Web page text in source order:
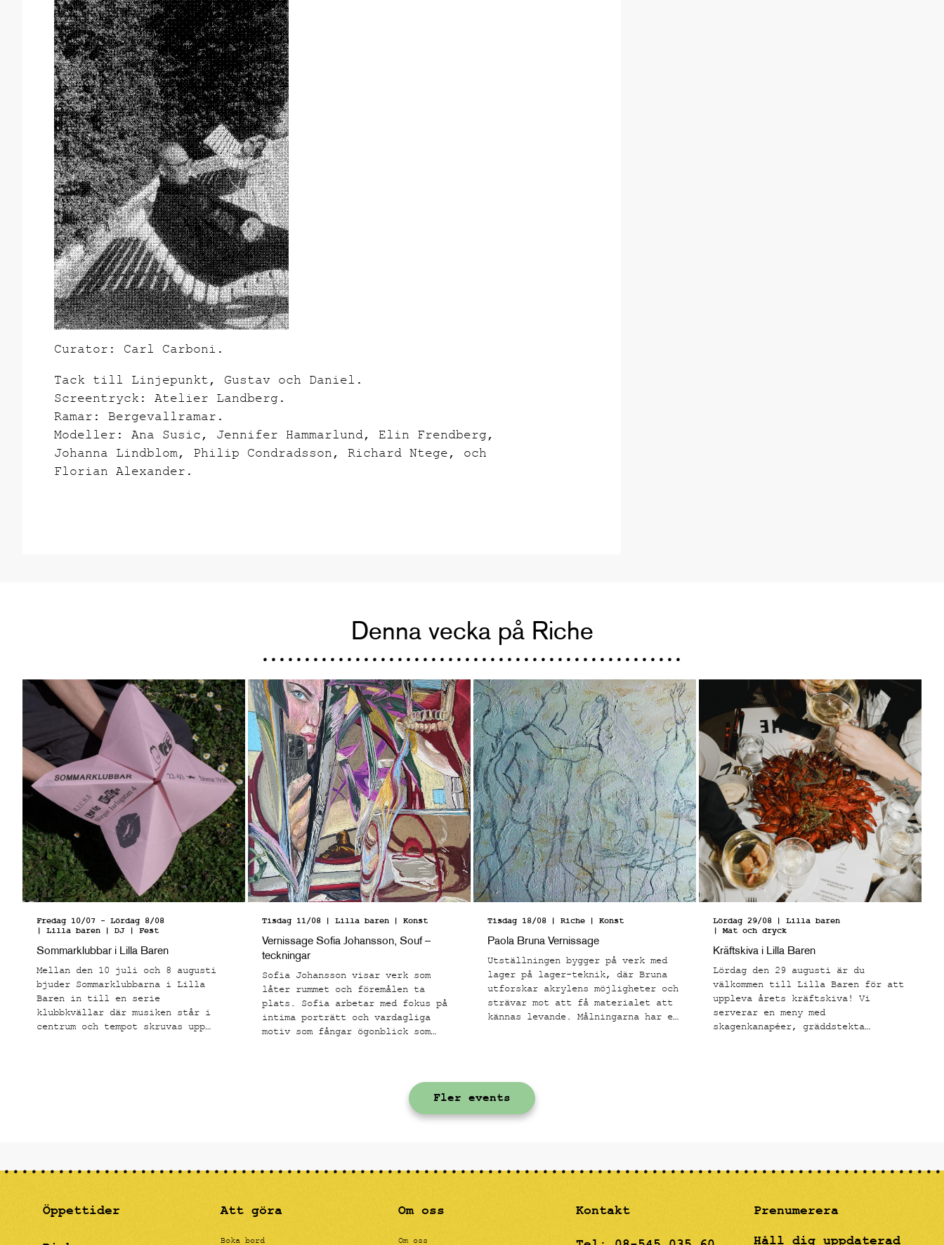
Curator: Carl Carboni.
Tack till Linjepunkt, Gustav och Daniel.
Screentryck: Atelier Landberg.
Ramar: Bergevallramar.
Modeller: Ana Susic, Jennifer Hammarlund, Elin Frendberg,
Johanna Lindblom, Philip Condradsson, Richard Ntege, och
Florian Alexander.
Denna vecka på Riche
Fredag 10/07 - Lördag 8/08
| Lilla baren | DJ | Fest
Sommarklubbar i Lilla Baren
Mellan den 10 juli och 8 augusti
bjuder Sommarklubbarna i Lilla
Baren in till en serie
klubbkvällar där musiken står i
centrum och tempot skruvas upp
Tisdag 11/08 | Lilla baren | Konst
Vernissage Sofia Johansson, Souf –
teckningar
Sofia Johansson visar verk som
låter rummet och föremålen ta
plats. Sofia arbetar med fokus på
intima porträtt och vardagliga
motiv som fångar ögonblick som
Tisdag 18/08 | Riche | Konst
Paola Bruna Vernissage
Utställningen bygger på verk med
lager på lager-teknik, där Bruna
utforskar akrylens möjligheter och
strävar mot att få materialet att
kännas levande. Målningarna har en
tankarna till klassiskt måleri och
teckning, men i kontrast mot den
här grova ytan. Paola har
akryl, effekten blir en "drömmig"
Lördag 29/08 | Lilla baren
| Mat och dryck
Kräftskiva i Lilla Baren
Lördag den 29 augusti är du
välkommen till Lilla Baren för att
uppleva årets kräftskiva! Vi
serverar en meny med
skagenkanapéer, gräddstekta
Fler events
Öppettider
Att göra
Boka bord
Om oss
Om oss
Kontakt
Prenumerera